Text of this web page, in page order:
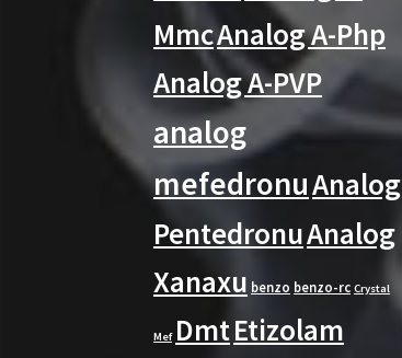
MmcAnalog A-Php
Analog A-PVP
analog
mefedronuAnalog
PentedronuAnalog
Xanaxu benzo benzo-rc Crystal
Mef DmtEtizolam